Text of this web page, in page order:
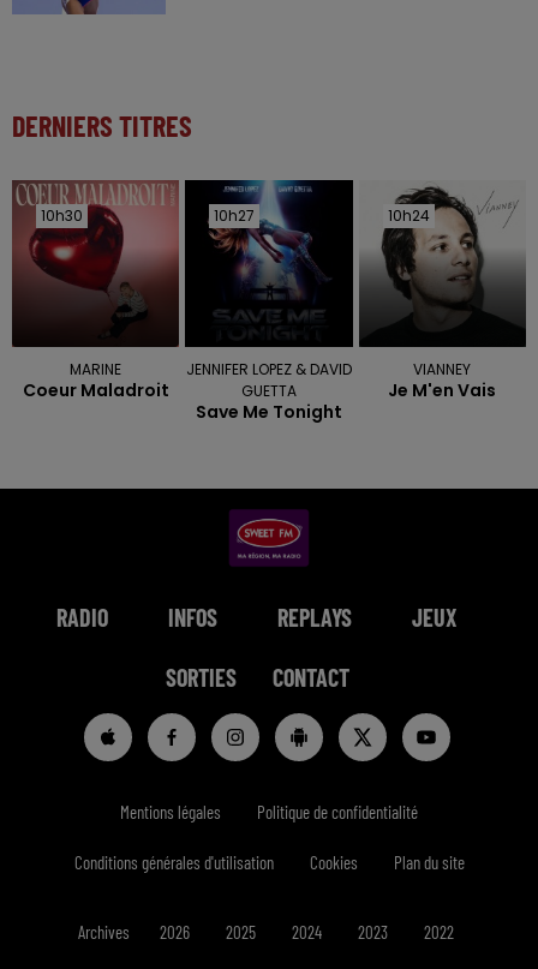
DERNIERS TITRES
10h30
10h30
MARINE
Coeur Maladroit
10h27
10h27
JENNIFER LOPEZ & DAVID
GUETTA
Save Me Tonight
10h24
10h24
VIANNEY
Je M'en Vais
RADIO INFOS REPLAYS JEUX
SORTIES CONTACT
Mentions légales Politique de confidentialité
Conditions générales d'utilisation Cookies Plan du site
Archives 2026 2025 2024 2023 2022